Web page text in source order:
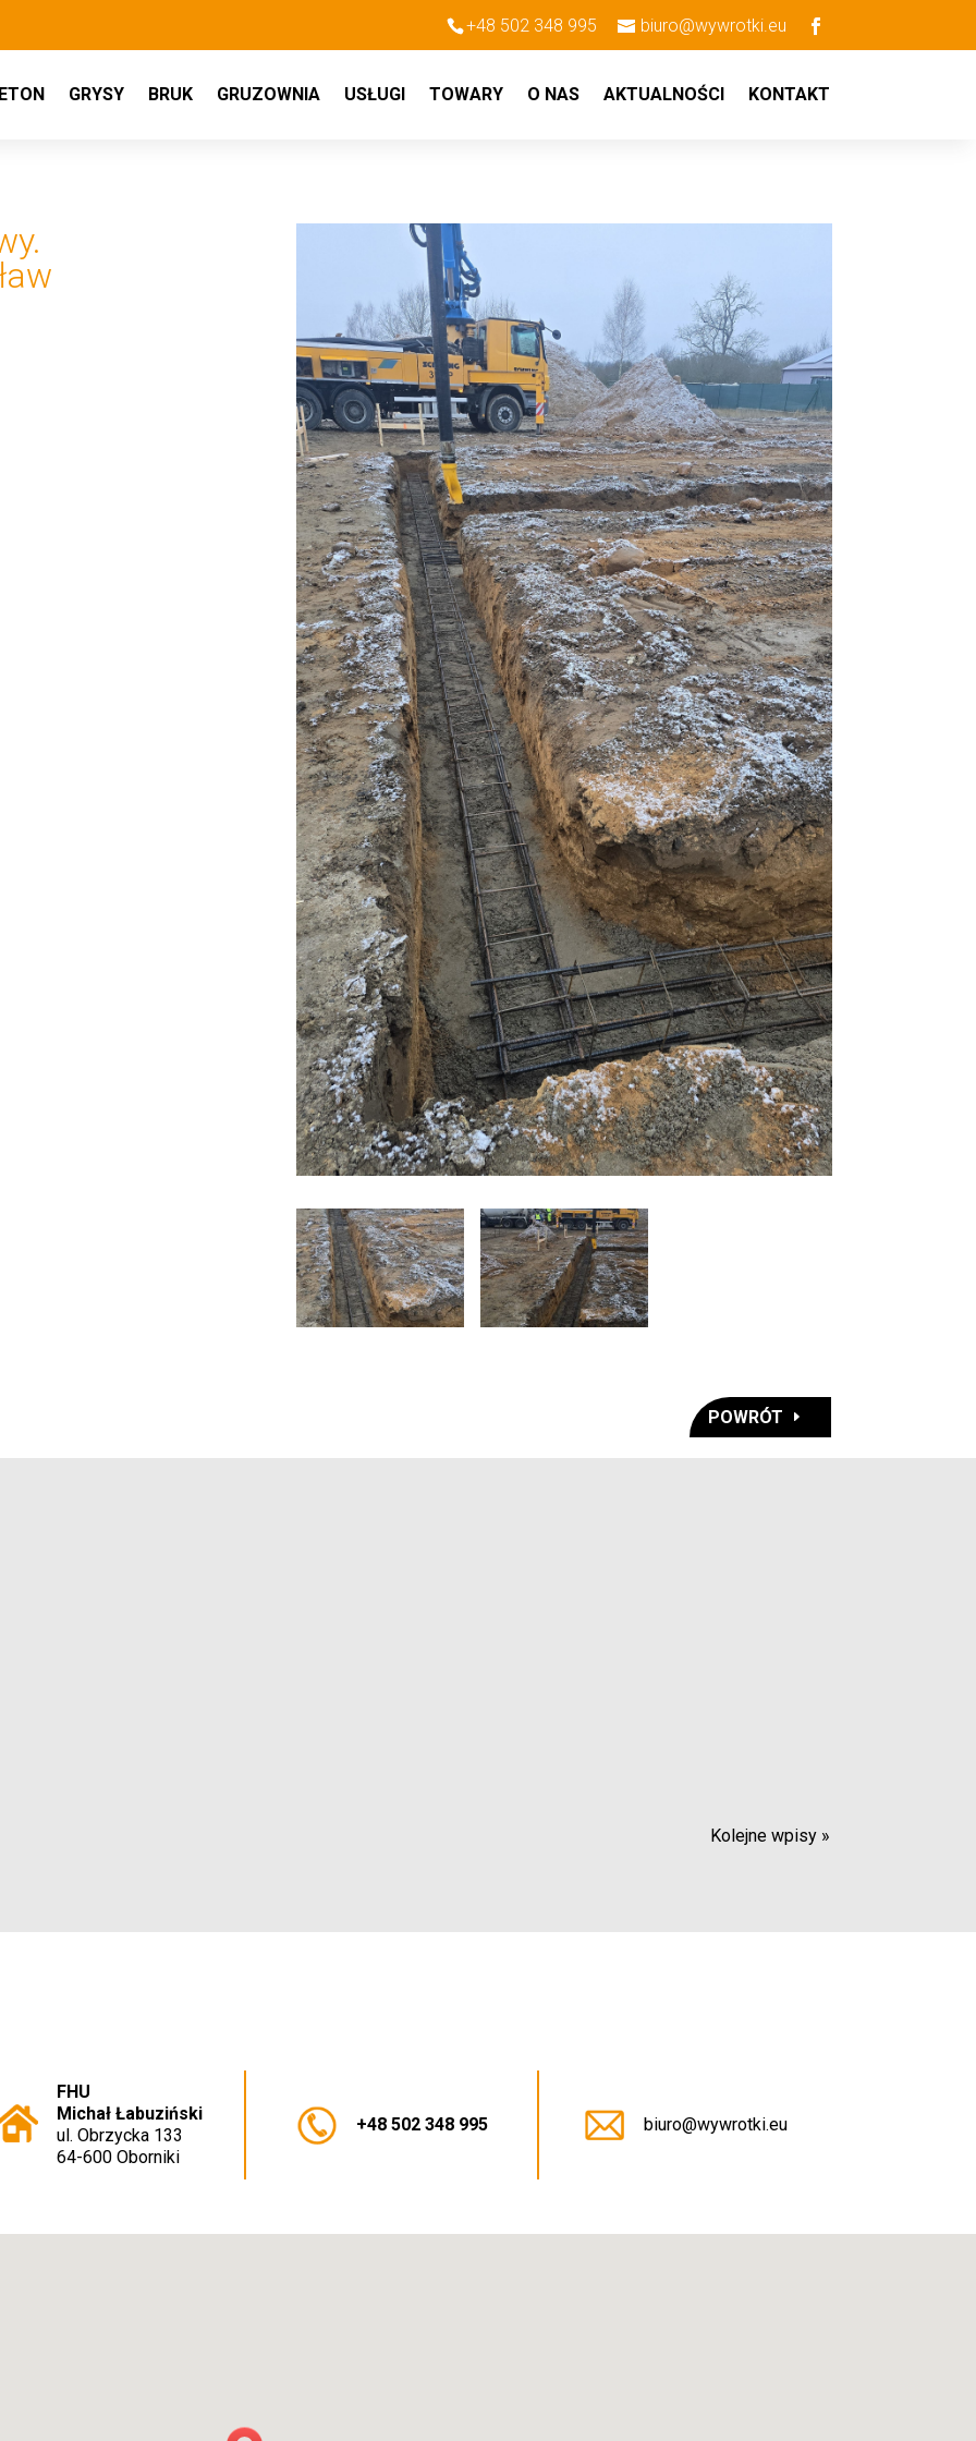
+48 502 348 995 biuro@wywrotki.eu
GRYSY BRUK GRUZOWNIA USŁUGI TOWARY O NAS AKTUALNOŚCI KONTAKT
POWRÓT
Kolejne wpisy »
FHU
Michał Łabuziński
ul. Obrzycka 133
64-600 Oborniki
+48 502 348 995 biuro@wywrotki.eu